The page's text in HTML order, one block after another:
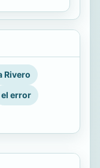
Rivero
el error